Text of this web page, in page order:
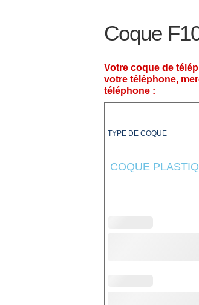
Coque
Votre coque de
votre téléphone,
téléphone :
TYPE DE COQUE